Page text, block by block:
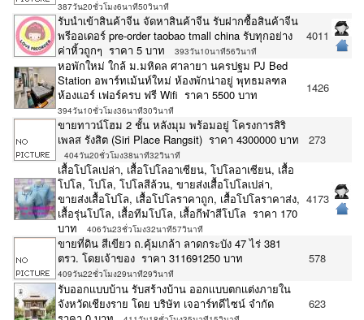
387วัน20ชั่วโมง6นาที50วินาที
รับนำเข้าสินค้าจีน จัดหาสินค้าจีน รับฝากซื้อสินค้าจีน
พรีออเดอร์ pre-order taobao tmall china รับทุกอย่าง
ค่าหิ้วถูกๆ ราคา 5 บาท
393วัน10นาที56วินาที
4011
หอพักใหม่ ใกล้ ม.มหิดล ศาลายา นครปฐม PJ Bed
Station อพาร์ทเม้นท์ใหม่ ห้องพักน่าอยู่ พุทธมลฑล
ห้องแอร์ เฟอร์ครบ ฟรี Wifi ราคา 5500 บาท
394วัน10ชั่วโมง36นาที30วินาที
1426
ขายทาวน์โฮม 2 ชั้น หลังมุม พร้อมอยู่ โครงการสิริ
เพลส รังสิต (Siri Place Rangsit) ราคา 4300000 บาท
404วัน20ชั่วโมง38นาที32วินาที
273
เสื้อโปโลเปล่า, เสื้อโปโลอาเซียน, โปโลอาเซียน, เสื้อ
โปโล, โปโล, โปโลสีล้วน, ขายส่งเสื้อโปโลเปล่า,
ขายส่งเสื้อโปโล, เสื้อโปโลราคาถูก, เสื้อโปโลราคาส่ง,
เสื้อรุ่นโปโล, เสื้อทีมโปโล, เสื้อกีฬาสีโปโล ราคา 170
บาท
406วัน23ชั่วโมง32นาที57วินาที
4173
ขายที่ดิน สีเขียว ถ.คุ้มเกล้า ลาดกระบัง 47 ไร่ 381
ตรว. โดยเจ้าของ ราคา 311691250 บาท
409วัน22ชั่วโมง29นาที29วินาที
578
รับออกเเบบบ้าน รับสร้างบ้าน ออกเเบบตกเเต่งภายใน
จังหวัดเชียงราย โดย บริษัท เจอาร์ทดีไซน์ จำกัด
623